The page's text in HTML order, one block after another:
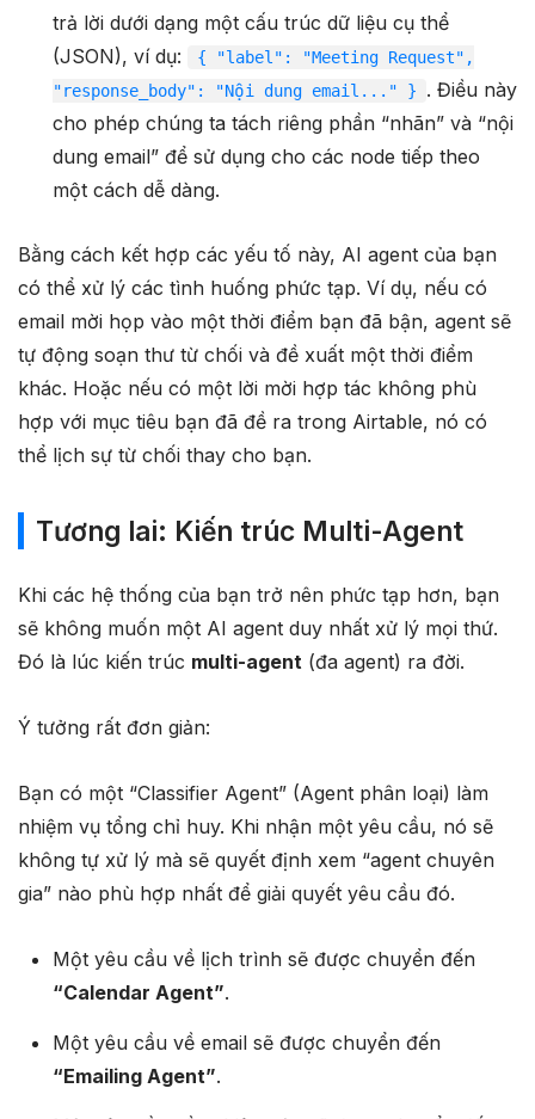
trả lời dưới dạng một cấu trúc dữ liệu cụ thể
(JSON), ví dụ:
{ "label": "Meeting Request",
"response_body": "Nội dung email..." }
. Điều này
cho phép chúng ta tách riêng phần “nhãn” và “nội
dung email” để sử dụng cho các node tiếp theo
một cách dễ dàng.
Bằng cách kết hợp các yếu tố này, AI agent của bạn
có thể xử lý các tình huống phức tạp. Ví dụ, nếu có
email mời họp vào một thời điểm bạn đã bận, agent sẽ
tự động soạn thư từ chối và đề xuất một thời điểm
khác. Hoặc nếu có một lời mời hợp tác không phù
hợp với mục tiêu bạn đã đề ra trong Airtable, nó có
thể lịch sự từ chối thay cho bạn.
Tương lai: Kiến trúc Multi-Agent
Khi các hệ thống của bạn trở nên phức tạp hơn, bạn
sẽ không muốn một AI agent duy nhất xử lý mọi thứ.
Đó là lúc kiến trúc multi-agent (đa agent) ra đời.
Ý tưởng rất đơn giản:
Bạn có một “Classifier Agent” (Agent phân loại) làm
nhiệm vụ tổng chỉ huy. Khi nhận một yêu cầu, nó sẽ
không tự xử lý mà sẽ quyết định xem “agent chuyên
gia” nào phù hợp nhất để giải quyết yêu cầu đó.
Một yêu cầu về lịch trình sẽ được chuyển đến
“Calendar Agent”.
Một yêu cầu về email sẽ được chuyển đến
“Emailing Agent”.